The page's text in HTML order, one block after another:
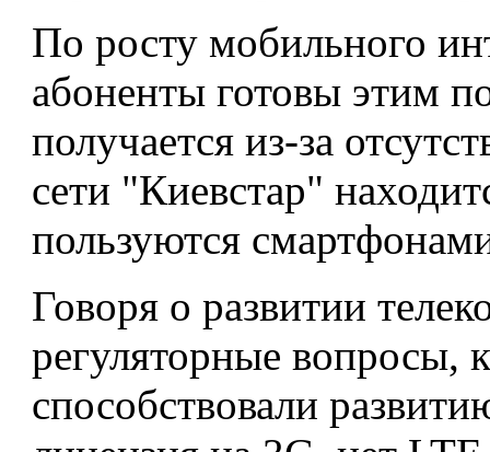
По росту мобильного
абоненты готовы этим
получается из-за
сети "Киевстар"
пользуются
Говоря о развитии
регуляторные вопросы,
способствовали